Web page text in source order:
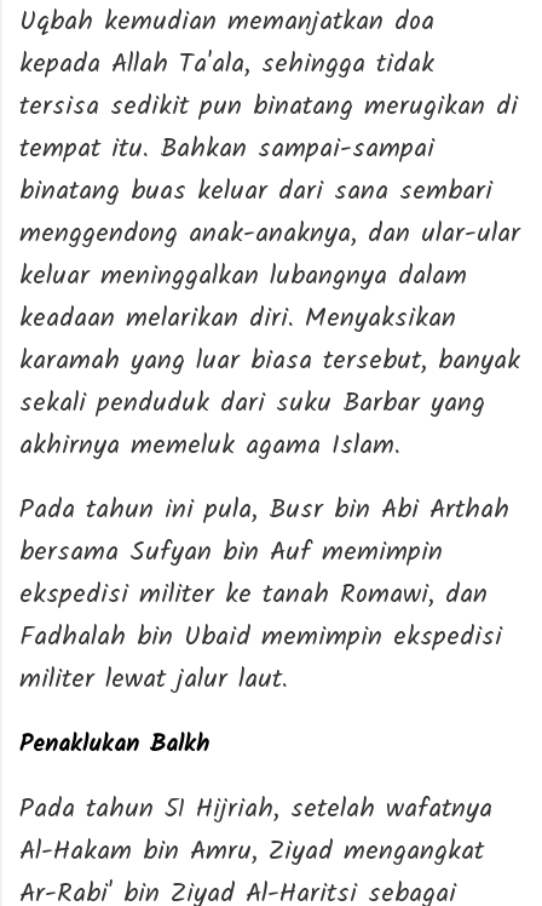
Uqbah kemudian memanjatkan doa
kepada Allah Ta'ala, sehingga tidak
tersisa sedikit pun binatang merugikan di
tempat itu. Bahkan sampai-sampai
binatang buas keluar dari sana sembari
menggendong anak-anaknya, dan ular-ular
keluar meninggalkan lubangnya dalam
keadaan melarikan diri. Menyaksikan
karamah yang luar biasa tersebut, banyak
sekali penduduk dari suku Barbar yang
akhirnya memeluk agama Islam.
Pada tahun ini pula, Busr bin Abi Arthah
bersama Sufyan bin Auf memimpin
ekspedisi militer ke tanah Romawi, dan
Fadhalah bin Ubaid memimpin ekspedisi
militer lewat jalur laut.
Penaklukan Balkh
Pada tahun 51 Hijriah, setelah wafatnya
Al-Hakam bin Amru, Ziyad mengangkat
Ar-Rabi' bin Ziyad Al-Haritsi sebagai